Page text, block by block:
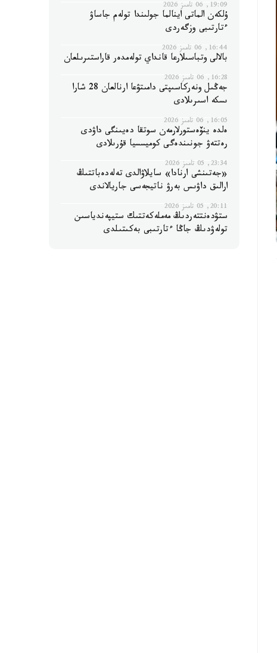
19:09, 06 تامىز 2026
ۇلكەن الماتى اينالما جولىندا تولەم جاساۋ
ءتارتىبى وزگەردى
16:44, 06 تامىز 2026
بالالى وتباسىلارعا قانداي تولەمدەر قاراستىرىلعان
16:28, 06 تامىز 2026
جەڭىل ونەركاسىپتى دامىتۋعا ارنالعان 28 شارا
ىسكە اسىرىلادى
16:05, 06 تامىز 2026
ەلدە ينۆەستورلارمەن سوتقا دەيىنگى داۋدى
رەتتەۋ جونىندەگى كوميسسيا قۇرىلادى
23:34, 05 تامىز 2026
«جەتىنشى ارنادا» سايلاۋالدى تەلەدەباتتىڭ
ارالىق داۋىس بەرۋ ناتيجەسى جاريالاندى
20:11, 05 تامىز 2026
ستۋدەنتتەردىڭ مەملەكەتتىك ستيپەندياسىن
تولەۋدىڭ جاڭا ءتارتىبى بەكىتىلدى